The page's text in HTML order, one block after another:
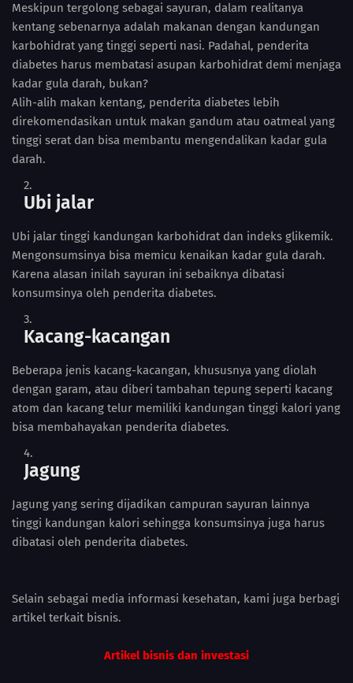
Meskipun tergolong sebagai sayuran, dalam realitanya
kentang sebenarnya adalah makanan dengan kandungan
karbohidrat yang tinggi seperti nasi. Padahal, penderita
diabetes harus membatasi asupan karbohidrat demi menjaga
kadar gula darah, bukan?
Alih-alih makan kentang, penderita diabetes lebih
direkomendasikan untuk makan gandum atau oatmeal yang
tinggi serat dan bisa membantu mengendalikan kadar gula
darah.
Ubi jalar
Ubi jalar tinggi kandungan karbohidrat dan indeks glikemik.
Mengonsumsinya bisa memicu kenaikan kadar gula darah.
Karena alasan inilah sayuran ini sebaiknya dibatasi
konsumsinya oleh penderita diabetes.
Kacang-kacangan
Beberapa jenis kacang-kacangan, khususnya yang diolah
dengan garam, atau diberi tambahan tepung seperti kacang
atom dan kacang telur memiliki kandungan tinggi kalori yang
bisa membahayakan penderita diabetes.
Jagung
Jagung yang sering dijadikan campuran sayuran lainnya
tinggi kandungan kalori sehingga konsumsinya juga harus
dibatasi oleh penderita diabetes.
Selain sebagai media informasi kesehatan, kami juga berbagi
artikel terkait bisnis.
Artikel bisnis dan investasi